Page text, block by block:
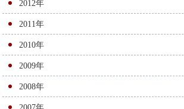
2012年
2011年
2010年
2009年
2008年